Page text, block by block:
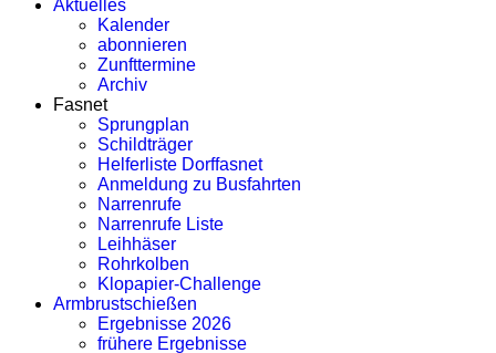
Aktuelles
Kalender
abonnieren
Zunfttermine
Archiv
Fasnet
Sprungplan
Schildträger
Helferliste Dorffasnet
Anmeldung zu Busfahrten
Narrenrufe
Narrenrufe Liste
Leihhäser
Rohrkolben
Klopapier-Challenge
Armbrustschießen
Ergebnisse 2026
frühere Ergebnisse